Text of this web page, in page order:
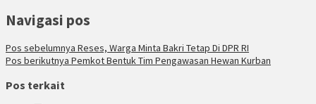
Navigasi pos
Pos sebelumnya Reses, Warga Minta Bakri Tetap Di DPR RI
Pos berikutnya Pemkot Bentuk Tim Pengawasan Hewan Kurban
Pos terkait